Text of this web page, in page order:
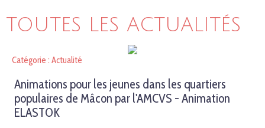
TOUTES LES ACTUALITÉS
Catégorie : Actualité
Animations pour les jeunes dans les quartiers
populaires de Mâcon par l'AMCVS - Animation
ELASTOK